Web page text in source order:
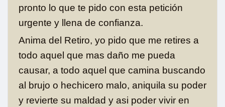
pronto lo que te pido con esta petición
urgente y llena de confianza.
Anima del Retiro, yo pido que me retires a
todo aquel que mas daño me pueda
causar, a todo aquel que camina buscando
al brujo o hechicero malo, aniquila su poder
y revierte su maldad y asi poder vivir en